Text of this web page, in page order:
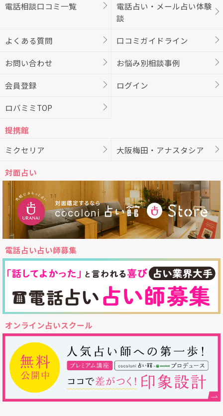
電話相談口コミ一覧
電話占い・メール占い体験
談
よくある質問 口コミガイドライン
お問い合わせ お悩み別相談事例
会員登録 ログイン
ロバミミTOP
提携館
ミクセリア
大阪梅田・アナスタシア
対面占い
電話占い占い師募集
オンライン占いスクール